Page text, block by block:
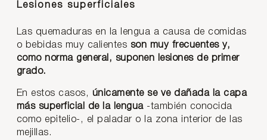
Lesiones superficiales
Las quemaduras en la lengua a causa de comidas
o bebidas muy calientes son muy frecuentes y,
como norma general, suponen lesiones de primer
grado.
En estos casos, únicamente se ve dañada la capa
más superficial de la lengua-también conocida
como epitelio-, el paladar o la zona interior de las
mejillas.